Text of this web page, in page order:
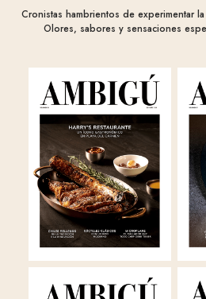
Cronistas hambrientos de experimentar
Olores, sabores y sensaciones